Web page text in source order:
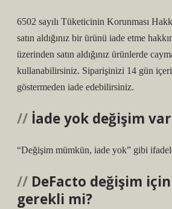
6502 sayılı Tüketicinin Korunması
satın aldığınız bir ürünü iade etme
üzerinden satın aldığınız ürünlerde
kullanabilirsiniz. Siparişinizi 14 gün
göstermeden iade edebilirsiniz.
İade yok değişim
“Değişim mümkün, iade yok” gibi
DeFacto değişim
gerekli mi?